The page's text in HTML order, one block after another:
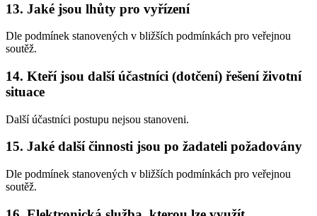
13. Jaké jsou lhůty pro vyřízení
Dle podmínek stanovených v bližších podmínkách pro veřejnou
soutěž.
14. Kteří jsou další účastníci (dotčení) řešení životní
situace
Další účastníci postupu nejsou stanoveni.
15. Jaké další činnosti jsou po žadateli požadovány
Dle podmínek stanovených v bližších podmínkách pro veřejnou
soutěž.